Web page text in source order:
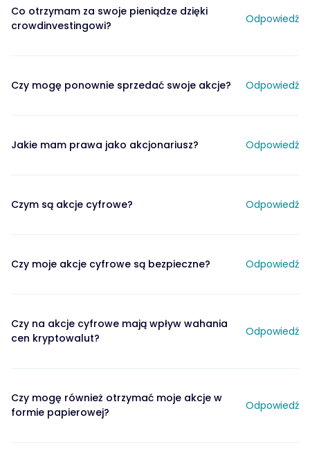
Co otrzymam za swoje pieniądze dzięki
crowdinvestingowi?
Odpowiedź
Czy mogę ponownie sprzedać swoje akcje? Odpowiedź
Jakie mam prawa jako akcjonariusz? Odpowiedź
Czym są akcje cyfrowe? Odpowiedź
Czy moje akcje cyfrowe są bezpieczne? Odpowiedź
Czy na akcje cyfrowe mają wpływ wahania
cen kryptowalut?
Odpowiedź
Czy mogę również otrzymać moje akcje w
formie papierowej?
Odpowiedź